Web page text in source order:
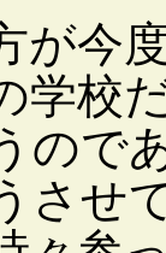
今
学校
ので
させ